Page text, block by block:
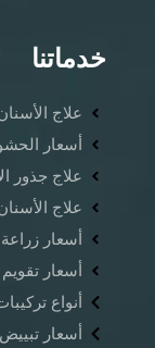
خدماتنا
علاج
أسعار
علاج جذور
علاج الأسنان
أسعار
أسعار
أنواع
أسعار تبييض